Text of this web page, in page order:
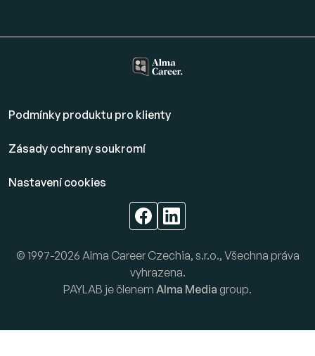
Podmínky produktu pro klienty
Zásady ochrany soukromí
Nastavení cookies
© 1997-2026 Alma Career Czechia, s.r.o., Všechna práva
vyhrazena.
PAYLAB je členem Alma Media group.